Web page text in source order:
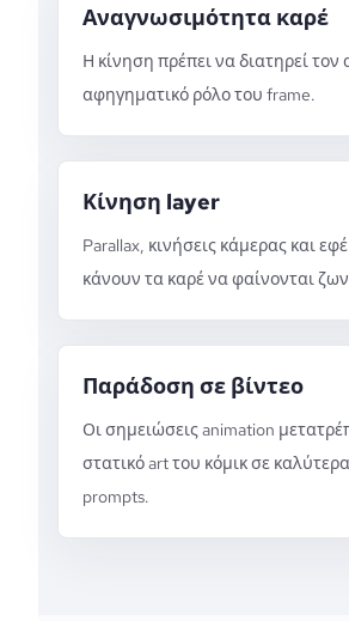
Αναγνωσιμότητα καρέ
Η κίνηση πρέπει να διατηρεί τον
αφηγηματικό ρόλο του frame.
Κίνηση layer
Parallax, κινήσεις κάμερας και
κάνουν τα καρέ να φαίνονται
Παράδοση σε βίντεο
Οι σημειώσεις animation
στατικό art του κόμικ σε
prompts.